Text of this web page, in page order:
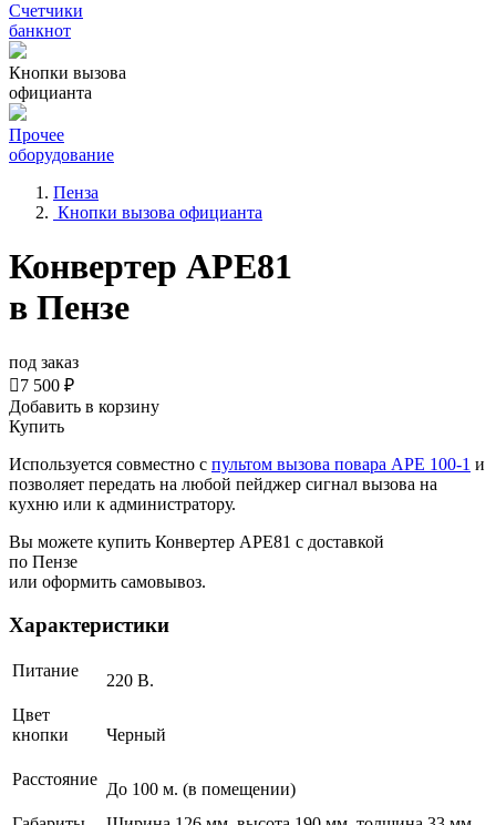
Счетчики
банкнот
Кнопки вызова
официанта
Прочее
оборудование
Пенза
Кнопки вызова официанта
Конвертер APE81
в Пензе
под заказ
7 500 ₽
Добавить в корзину
Купить
Используется совместно с пультом вызова повара APE 100-1 и
позволяет передать на любой пейджер сигнал вызова на
кухню или к администратору.
Вы можете купить Конвертер APE81 с доставкой
по Пензе
или оформить самовывоз.
Характеристики
Питание
220 В.
Цвет
кнопки
Черный
Расстояние
До 100 м. (в помещении)